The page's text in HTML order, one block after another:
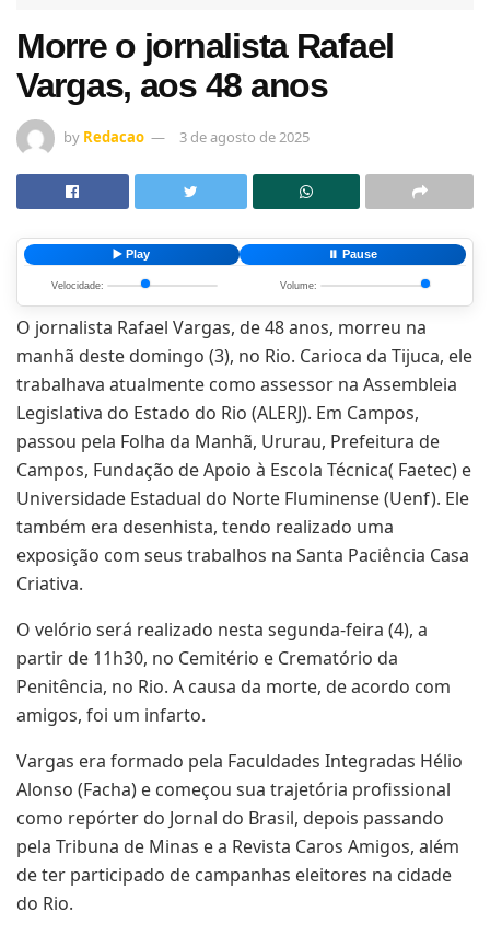
Morre o jornalista Rafael
Vargas, aos 48 anos
by Redacao 3 de agosto de 2025
▶️ Play ⏸️ Pause
Velocidade: Volume:
O jornalista Rafael Vargas, de 48 anos, morreu na
manhã deste domingo (3), no Rio. Carioca da Tijuca, ele
trabalhava atualmente como assessor na Assembleia
Legislativa do Estado do Rio (ALERJ). Em Campos,
passou pela Folha da Manhã, Ururau, Prefeitura de
Campos, Fundação de Apoio à Escola Técnica( Faetec) e
Universidade Estadual do Norte Fluminense (Uenf). Ele
também era desenhista, tendo realizado uma
exposição com seus trabalhos na Santa Paciência Casa
Criativa.
O velório será realizado nesta segunda-feira (4), a
partir de 11h30, no Cemitério e Crematório da
Penitência, no Rio. A causa da morte, de acordo com
amigos, foi um infarto.
Vargas era formado pela Faculdades Integradas Hélio
Alonso (Facha) e começou sua trajetória profissional
como repórter do Jornal do Brasil, depois passando
pela Tribuna de Minas e a Revista Caros Amigos, além
de ter participado de campanhas eleitores na cidade
do Rio.